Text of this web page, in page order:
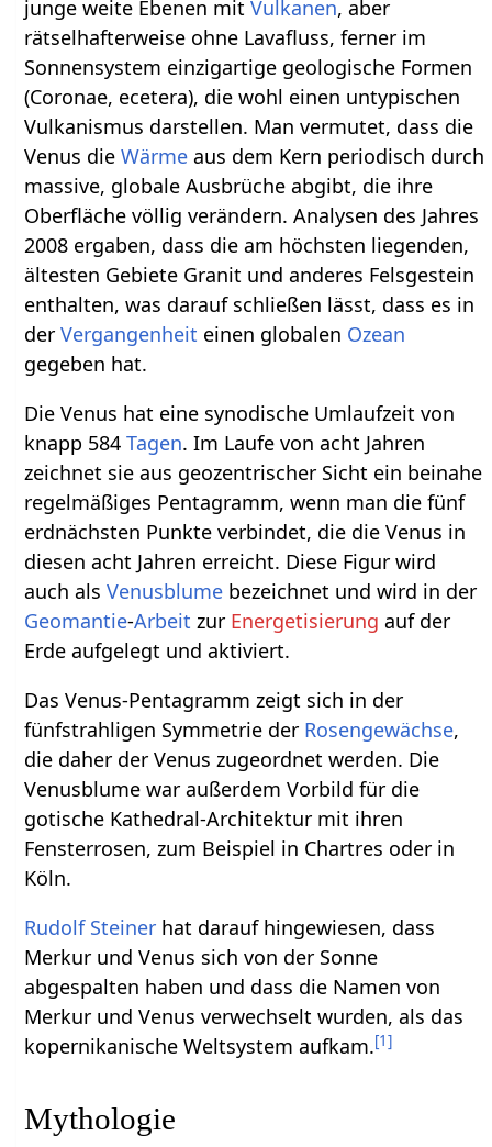
junge weite Ebenen mitVulkanen, aber
rätselhafterweise ohne Lavafluss, ferner im
Sonnensystem einzigartige geologische Formen
(Coronae, ecetera), die wohl einen untypischen
Vulkanismus darstellen. Man vermutet, dass die
Venus dieWärme aus dem Kern periodisch durch
massive, globale Ausbrüche abgibt, die ihre
Oberfläche völlig verändern. Analysen des Jahres
2008 ergaben, dass die am höchsten liegenden,
ältesten Gebiete Granit und anderes Felsgestein
enthalten, was darauf schließen lässt, dass es in
derVergangenheit einen globalen Ozean
gegeben hat.
Die Venus hat eine synodische Umlaufzeit von
knapp 584Tagen. Im Laufe von acht Jahren
zeichnet sie aus geozentrischer Sicht ein beinahe
regelmäßiges Pentagramm, wenn man die fünf
erdnächsten Punkte verbindet, die die Venus in
diesen acht Jahren erreicht. Diese Figur wird
auch alsVenusblume bezeichnet und wird in der
Geomantie-Arbeit zur Energetisierung auf der
Erde aufgelegt und aktiviert.
Das Venus-Pentagramm zeigt sich in der
fünfstrahligen Symmetrie der Rosengewächse,
die daher der Venus zugeordnet werden. Die
Venusblume war außerdem Vorbild für die
gotische Kathedral-Architektur mit ihren
Fensterrosen, zum Beispiel in Chartres oder in
Köln.
Rudolf Steiner hat darauf hingewiesen, dass
Merkur und Venus sich von der Sonne
abgespalten haben und dass die Namen von
Merkur und Venus verwechselt wurden, als das
kopernikanische Weltsystem aufkam.[1]
Mythologie